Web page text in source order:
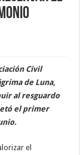
Civil
de Luna,
al resguardo
el primer
el